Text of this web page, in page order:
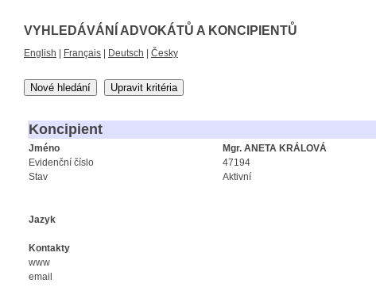
VYHLEDÁVÁNÍ ADVOKÁTŮ A KONCIPIENTŮ
English Français Deutsch Česky
Nové hledání Upravit kritéria
Koncipient
Jméno
Mgr. ANETA KRÁLOVÁ
Evidenční číslo
47194
Stav
Aktivní
Jazyk
Kontakty
www
email